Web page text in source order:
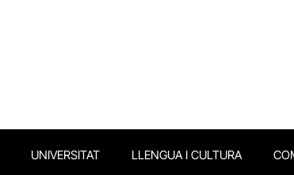
UNIVERSITAT LLENGUA I CULTURA